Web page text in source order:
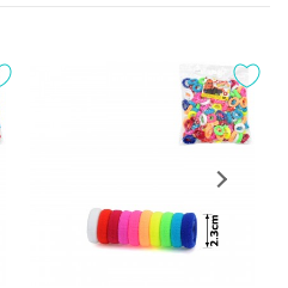
не надсилаємо!